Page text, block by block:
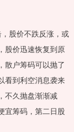
股价不跌反涨，或
股价迅速恢复到原
散户筹码可以抛了
看到利空消息袭来
不久抛盘渐渐减
宜筹码，第二日股